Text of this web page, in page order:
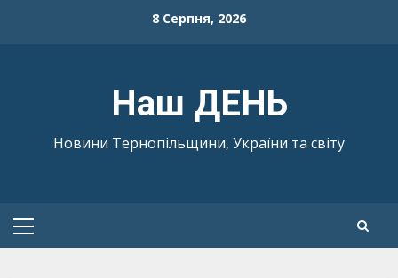
8 Серпня, 2026
Наш ДЕНЬ
Новини Тернопільщини, України та світу
Primary